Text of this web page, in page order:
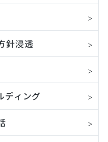
針浸透
ディング